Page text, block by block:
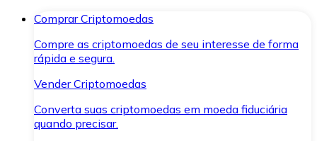
Comprar Criptomoedas
Compre as criptomoedas de seu interesse de forma
rápida e segura.
Vender Criptomoedas
Converta suas criptomoedas em moeda fiduciária
quando precisar.